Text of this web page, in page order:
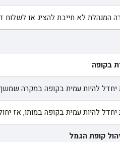
המנהלת לא חייבת להציג או לשלוח
בקופה
יחדל להיות עמית בקופה במקרה
להיות עמית בקופה במותו, אז יחולו על
קופת הגמל